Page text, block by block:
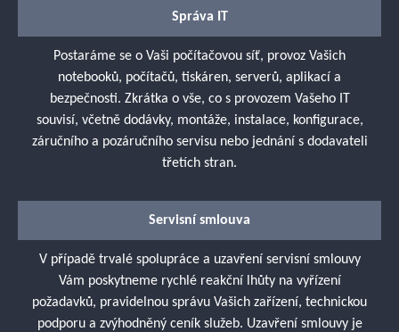
Správa IT
Postaráme se o Vaši počítačovou síť, provoz Vašich
notebooků, počítačů, tiskáren, serverů, aplikací a
bezpečnosti. Zkrátka o vše, co s provozem Vašeho IT
souvisí, včetně dodávky, montáže, instalace, konfigurace,
záručního a pozáručního servisu nebo jednání s dodavateli
třetích stran.
Servisní smlouva
V případě trvalé spolupráce a uzavření servisní smlouvy
Vám poskytneme rychlé reakční lhůty na vyřízení
požadavků, pravidelnou správu Vašich zařízení, technickou
podporu a zvýhodněný ceník služeb. Uzavření smlouvy je